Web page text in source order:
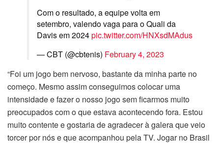
Com o resultado, a equipe volta em
setembro, valendo vaga para o Quali da
Davis em 2024pic.twitter.com/HNXsdMAdus
— CBT (@cbtenis) February 4, 2023
“Foi um jogo bem nervoso, bastante da minha parte no
começo. Mesmo assim conseguimos colocar uma
intensidade e fazer o nosso jogo sem ficarmos muito
preocupados com o que estava acontecendo fora. Estou
muito contente e gostaria de agradecer à galera que veio
torcer por nós e que acompanhou pela TV. Jogar no Brasil